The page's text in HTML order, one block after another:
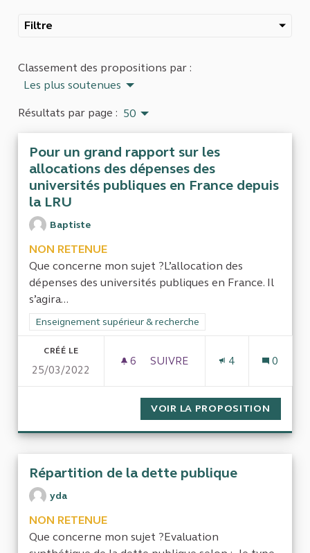
Filtre
Classement des propositions par :
Les plus soutenues
Résultats par page : 50
Pour un grand rapport sur les
allocations des dépenses des
universités publiques en France depuis
la LRU
Baptiste
NON RETENUE
Que concerne mon sujet ?L’allocation des
dépenses des universités publiques en France. Il
s’agira...
Filtrer les résultats de la catégorie : Enseignement supérieur
Enseignement supérieur & recherche
CRÉÉ LE
25/03/2022
6 6 ABONNÉS
SUIVRE
4 0
VOIR LA PROPOSITION
Répartition de la dette publique
yda
NON RETENUE
Que concerne mon sujet ?Evaluation